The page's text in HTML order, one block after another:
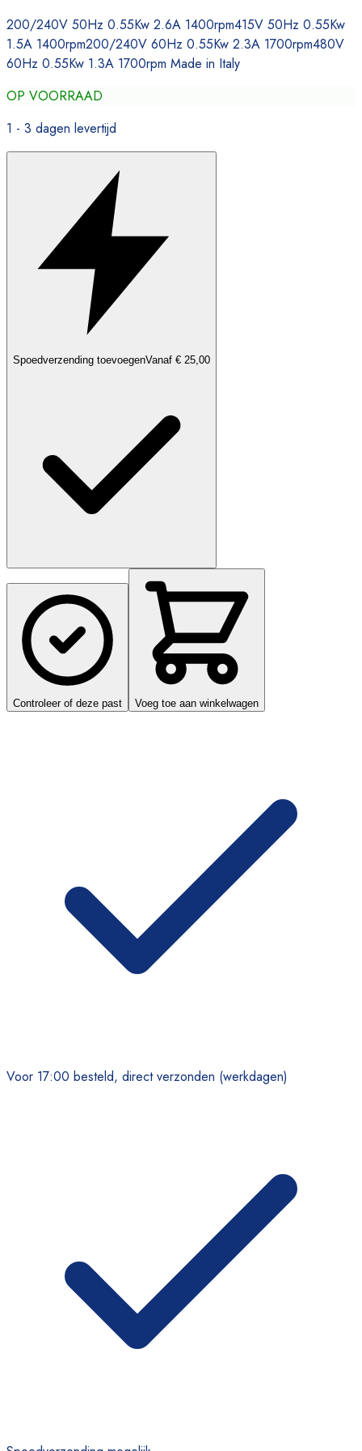
200/240V 50Hz 0.55Kw 2.6A 1400rpm415V 50Hz 0.55Kw
1.5A 1400rpm200/240V 60Hz 0.55Kw 2.3A 1700rpm480V
60Hz 0.55Kw 1.3A 1700rpm Made in Italy
OP VOORRAAD
1 - 3 dagen levertijd
Spoedverzending toevoegenVanaf € 25,00
Controleer of deze past Voeg toe aan winkelwagen
Voor 17:00 besteld, direct verzonden (werkdagen)